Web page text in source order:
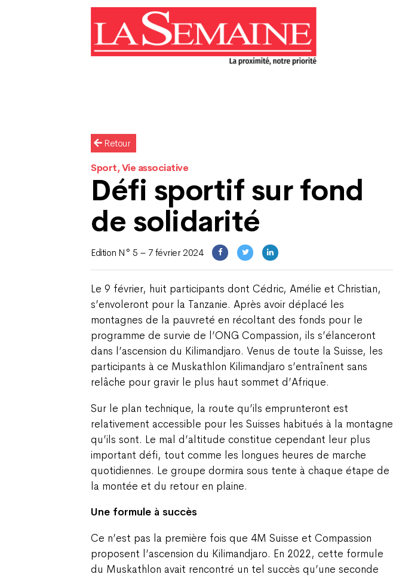
Retour
Sport, Vie associative
Défi sportif sur fond
de solidarité
Edition N° 5 – 7 février 2024
Le 9 février, huit participants dont Cédric, Amélie et Christian,
s’envoleront pour la Tanzanie. Après avoir déplacé les
montagnes de la pauvreté en récoltant des fonds pour le
programme de survie de l’ONG Compassion, ils s’élanceront
dans l’ascension du Kilimandjaro. Venus de toute la Suisse, les
participants à ce Muskathlon Kilimandjaro s’entraînent sans
relâche pour gravir le plus haut sommet d’Afrique.
Sur le plan technique, la route qu’ils emprunteront est
relativement accessible pour les Suisses habitués à la montagne
qu’ils sont. Le mal d’altitude constitue cependant leur plus
important défi, tout comme les longues heures de marche
quotidiennes. Le groupe dormira sous tente à chaque étape de
la montée et du retour en plaine.
Une formule à succès
Ce n’est pas la première fois que 4M Suisse et Compassion
proposent l’ascension du Kilimandjaro. En 2022, cette formule
du Muskathlon avait rencontré un tel succès qu’une seconde